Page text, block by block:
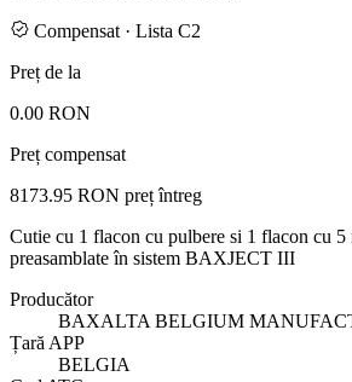
Compensat · Lista C2
Preț de la
0.00 RON
Preț compensat
8173.95 RON preț întreg
Cutie cu 1 flacon cu pulbere si 1 flacon cu 5
preasamblate în sistem BAXJECT III
Producător
BAXALTA BELGIUM
Țară APP
BELGIA